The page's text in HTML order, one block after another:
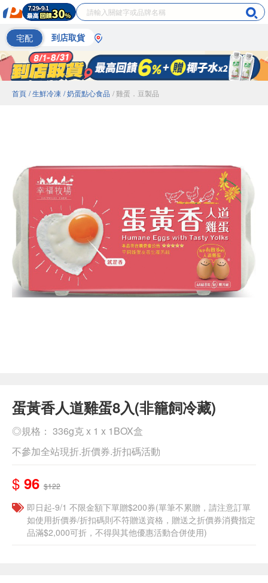
宅配 到店取貨
首頁 / 生鮮冷凍 / 奶蛋點心食品 / 雞蛋．豆製品
蛋黃香人道雞蛋8入(非籠飼冷藏)
◎規格： 336g克 x 1 x 1BOX盒
不參加全站現折.折價券.折扣碼活動
$ 96 $122
即日起-9/1 不限金額下單贈$200券(單筆不累贈，請注意訂單
如使用折價券/折扣碼則不符贈送資格，贈送之折價券消費指定
品滿$2,000可折，不得與其他優惠活動合併使用)